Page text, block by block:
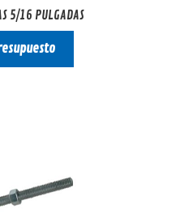
5/16 PULGADAS